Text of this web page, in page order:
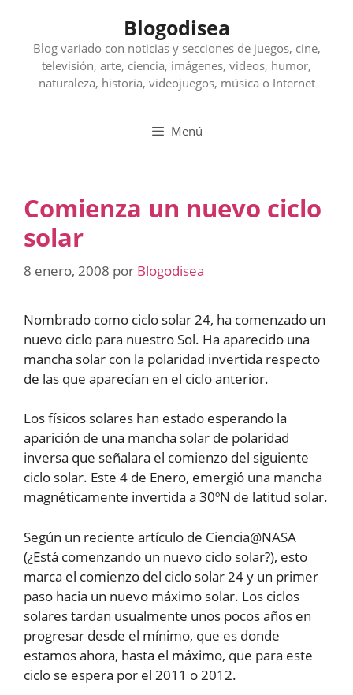
contenido
Blogodisea
Blog variado con noticias y secciones de juegos, cine,
televisión, arte, ciencia, imágenes, videos, humor,
naturaleza, historia, videojuegos, música o Internet
Menú
Comienza un nuevo ciclo
solar
8 enero, 2008 por Blogodisea
Nombrado como ciclo solar 24, ha comenzado un
nuevo ciclo para nuestro Sol. Ha aparecido una
mancha solar con la polaridad invertida respecto
de las que aparecían en el ciclo anterior.
Los físicos solares han estado esperando la
aparición de una mancha solar de polaridad
inversa que señalara el comienzo del siguiente
ciclo solar. Este 4 de Enero, emergió una mancha
magnéticamente invertida a 30ºN de latitud solar.
Según un reciente artículo de Ciencia@NASA
(¿Está comenzando un nuevo ciclo solar?), esto
marca el comienzo del ciclo solar 24 y un primer
paso hacia un nuevo máximo solar. Los ciclos
solares tardan usualmente unos pocos años en
progresar desde el mínimo, que es donde
estamos ahora, hasta el máximo, que para este
ciclo se espera por el 2011 o 2012.